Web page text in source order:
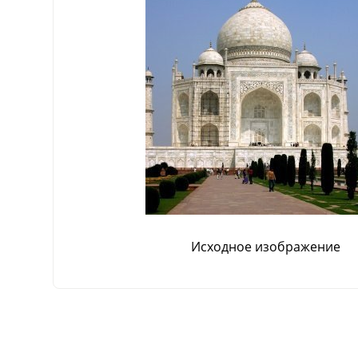
Исходное изображение